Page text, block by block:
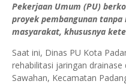
Pekerjaan Umum (PU)
proyek pembangunan
masyarakat, khususnya
Saat ini, Dinas PU Kota
rehabilitasi jaringan
Sawahan, Kecamatan